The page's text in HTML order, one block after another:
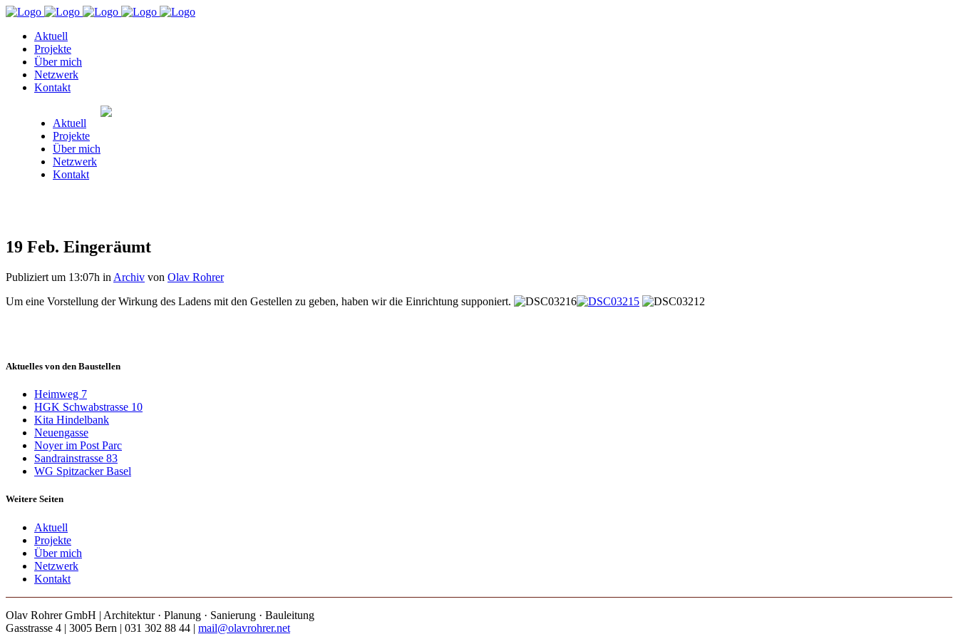
Aktuell
Projekte
Über mich
Netzwerk
Kontakt
Aktuell
Projekte
Über mich
Netzwerk
Kontakt
19 Feb. Eingeräumt
Publiziert um 13:07h in Archiv von Olav Rohrer
Um eine Vorstellung der Wirkung des Ladens mit den Gestellen zu geben, haben wir die Einrichtung supponiert.
Aktuelles von den Baustellen
Heimweg 7
HGK Schwabstrasse 10
Kita Hindelbank
Neuengasse
Noyer im Post Parc
Sandrainstrasse 83
WG Spitzacker Basel
Weitere Seiten
Aktuell
Projekte
Über mich
Netzwerk
Kontakt
Olav Rohrer GmbH | Architektur · Planung · Sanierung · Bauleitung
Gasstrasse 4 | 3005 Bern | 031 302 88 44 | mail@olavrohrer.net